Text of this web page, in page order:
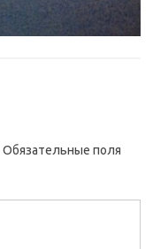
Обязательные поля